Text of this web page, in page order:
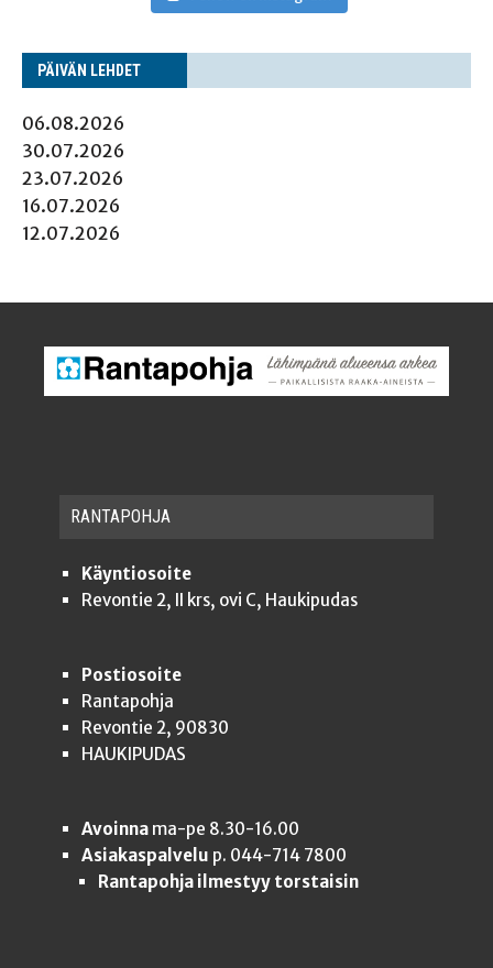
PÄI­VÄN LEHDET
06.08.2026
30.07.2026
23.07.2026
16.07.2026
12.07.2026
RAN­TA­POH­JA
Käyntiosoite
Revontie 2, II krs, ovi C, Haukipudas
Postiosoite
Rantapohja
Revontie 2, 90830
HAUKIPUDAS
Avoinnama-pe 8.30-16.00
Asiakaspalvelu p. 044-714 7800
Rantapohja ilmestyy torstaisin